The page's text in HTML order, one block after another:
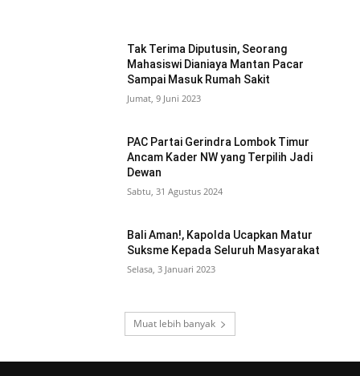
Tak Terima Diputusin, Seorang
Mahasiswi Dianiaya Mantan Pacar
Sampai Masuk Rumah Sakit
Jumat, 9 Juni 2023
PAC Partai Gerindra Lombok Timur
Ancam Kader NW yang Terpilih Jadi
Dewan
Sabtu, 31 Agustus 2024
Bali Aman!, Kapolda Ucapkan Matur
Suksme Kepada Seluruh Masyarakat
Selasa, 3 Januari 2023
Muat lebih banyak